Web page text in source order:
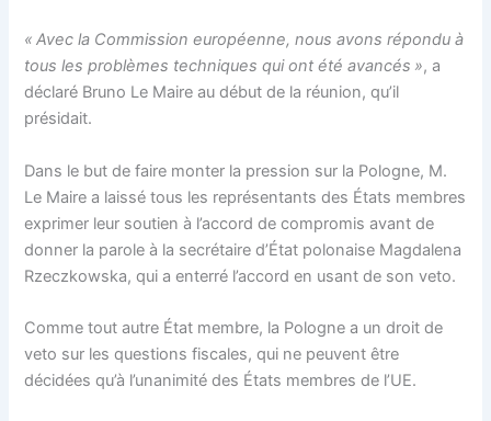
« Avec la Commission européenne, nous avons répondu à
tous les problèmes techniques qui ont été avancés », a
déclaré Bruno Le Maire au début de la réunion, qu’il
présidait.
Dans le but de faire monter la pression sur la Pologne, M.
Le Maire a laissé tous les représentants des États membres
exprimer leur soutien à l’accord de compromis avant de
donner la parole à la secrétaire d’État polonaise Magdalena
Rzeczkowska, qui a enterré l’accord en usant de son veto.
Comme tout autre État membre, la Pologne a un droit de
veto sur les questions fiscales, qui ne peuvent être
décidées qu’à l’unanimité des États membres de l’UE.